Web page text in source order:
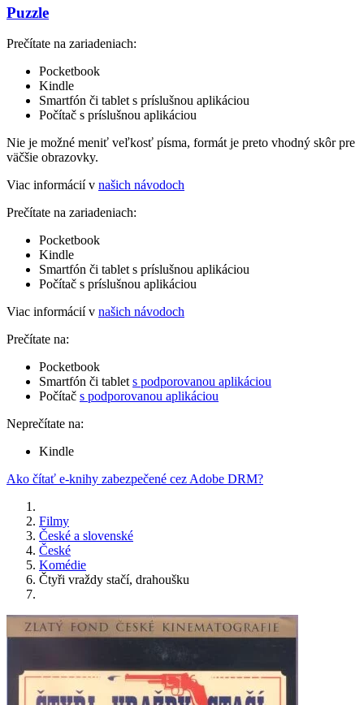
Puzzle
Prečítate na zariadeniach:
Pocketbook
Kindle
Smartfón či tablet s príslušnou aplikáciou
Počítač s príslušnou aplikáciou
Nie je možné meniť veľkosť písma, formát je preto vhodný skôr pre
väčšie obrazovky.
Viac informácií v našich návodoch
Prečítate na zariadeniach:
Pocketbook
Kindle
Smartfón či tablet s príslušnou aplikáciou
Počítač s príslušnou aplikáciou
Viac informácií v našich návodoch
Prečítate na:
Pocketbook
Smartfón či tablet s podporovanou aplikáciou
Počítač s podporovanou aplikáciou
Neprečítate na:
Kindle
Ako čítať e-knihy zabezpečené cez Adobe DRM?
Filmy
České a slovenské
České
Komédie
Čtyři vraždy stačí, drahoušku